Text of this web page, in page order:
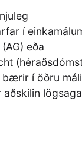
í
eða
bærir í öðru
aðskilin